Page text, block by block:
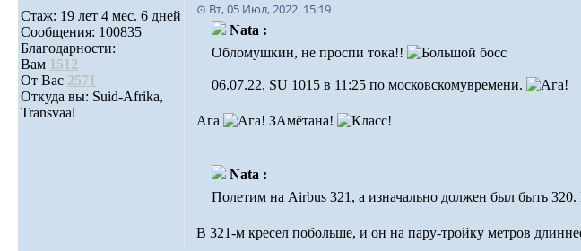
Стаж: 19 лет 4 мес. 6 дней
Сообщения: 100835
Благодарности:
Вам 1512
От Вас 2571
Откуда вы: Suid-Afrika,
Transvaal
⊙ Вт, 05 Июл, 2022. 15:19
Nata :
Обломушкин, не проспи тока!!
06.07.22, SU 1015 в 11:25 по московскомувремени.
Ага ЗАмётана!
Nata :
Полетим на Airbus 321, а изначально должен был быть 320.
В 321-м кресел побольше, и он на пару-тройку метров